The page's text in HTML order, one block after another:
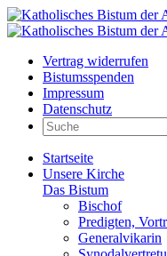
Vertrag widerrufen
Bistumsspenden
Impressum
Datenschutz
Startseite
Unsere Kirche
Das Bistum
Bischof
Predigten,
Generalvikarin